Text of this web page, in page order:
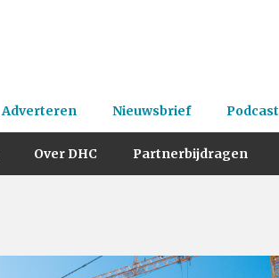
Adverteren Nieuwsbrief Podcast
Over DHC Partnerbijdragen